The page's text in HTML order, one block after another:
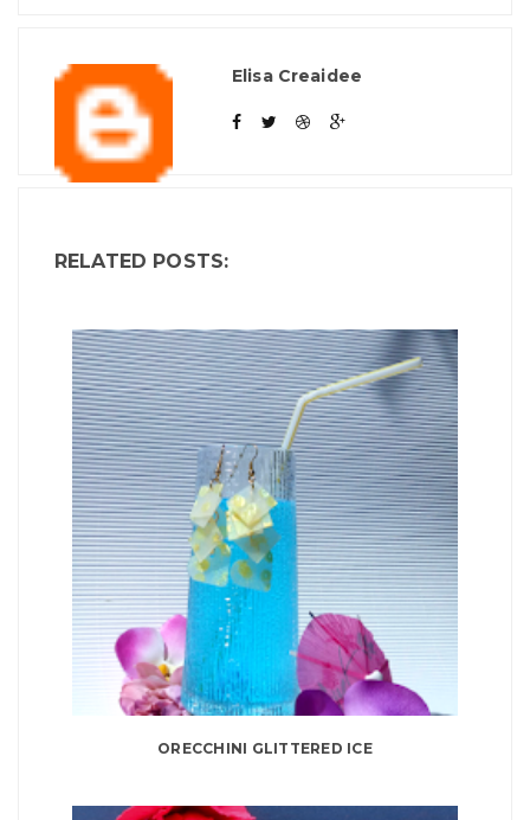
Elisa Creaidee
RELATED POSTS:
ORECCHINI GLITTERED ICE